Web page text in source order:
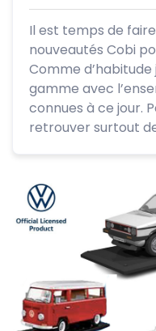
Il est temps de
nouveautés Cobi
Comme
gamme avec
connues à ce jour.
retrouver surtout